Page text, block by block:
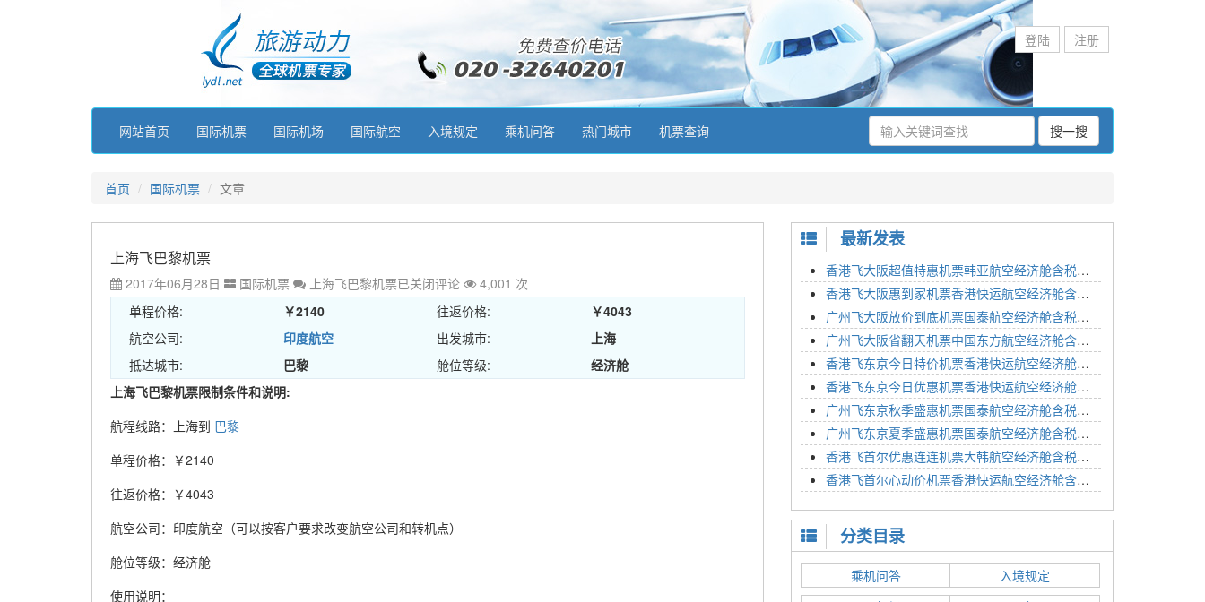
登陆 注册
网站首页 国际机票 国际机场 国际航空 入境规定 乘机问答 热门城市 机票查询 搜一搜
首页 国际机票 文章
上海飞巴黎机票
2017年06月28日 国际机票 上海飞巴黎机票已关闭评论
4,001 次
单程价格:
￥2140 往返价格:
￥4043
航空公司:
印度航空 出发城市:
上海
抵达城市:
巴黎 舱位等级:
经济舱
上海飞巴黎机票限制条件和说明:
航程线路：上海到 巴黎
单程价格：￥2140
往返价格：￥4043
航空公司：印度航空（可以按客户要求改变航空公司和转机点）
舱位等级：经济舱
使用说明：
最新发表
香港飞大阪超值特惠机票韩亚航空经济舱含税价格2295元2023年01月26日
香港飞大阪惠到家机票香港快运航空经济舱含税价格1648元2023年01月26日
广州飞大阪放价到底机票国泰航空经济舱含税价格3054元2023年01月26日
广州飞大阪省翻天机票中国东方航空经济舱含税价格2133元2023年01月26日
香港飞东京今日特价机票香港快运航空经济舱含税价格1762元2023年01月26日
香港飞东京今日优惠机票香港快运航空经济舱含税价格1545元2023年01月26日
广州飞东京秋季盛惠机票国泰航空经济舱含税价格4054元2023年01月26日
广州飞东京夏季盛惠机票国泰航空经济舱含税价格2614元2023年01月26日
香港飞首尔优惠连连机票大韩航空经济舱含税价格1350元2023年01月24日
香港飞首尔心动价机票香港快运航空经济舱含税价格1186元2023年01月24日
分类目录
乘机问答
入境规定